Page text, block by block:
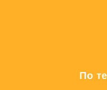
По